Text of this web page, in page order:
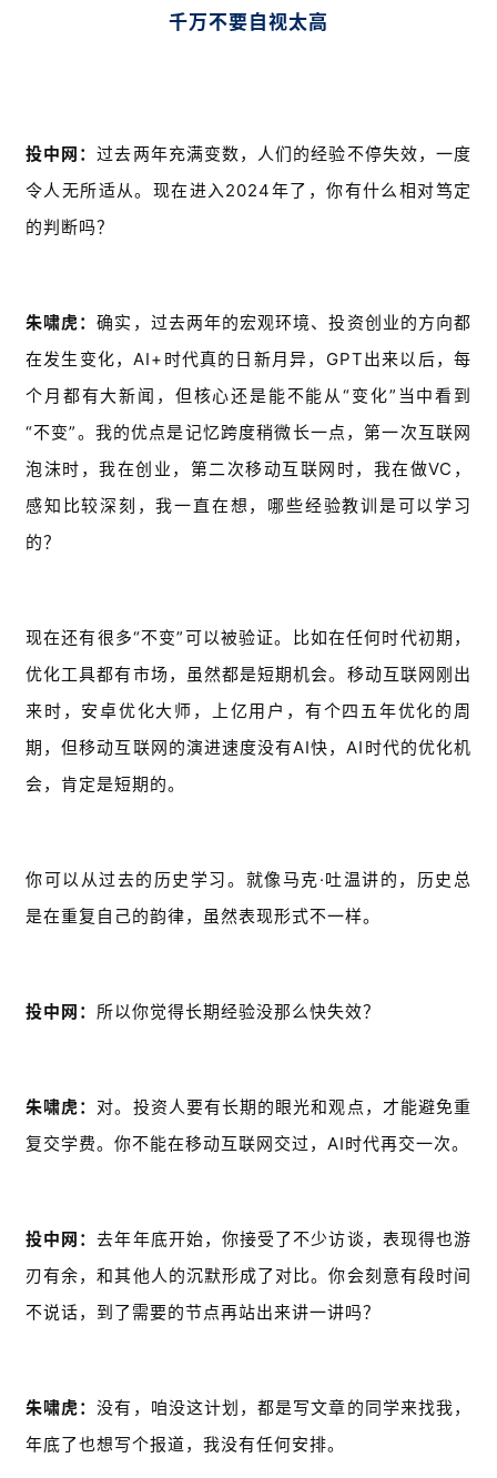
千万不要自视太高
投中网：过去两年充满变数，人们的经验不停失效，一度
令人无所适从。现在进入2024年了，你有什么相对笃定
的判断吗？
朱啸虎：确实，过去两年的宏观环境、投资创业的方向都
在发生变化，AI+时代真的日新月异，GPT出来以后，每
个月都有大新闻，但核心还是能不能从“变化”当中看到
“不变”。我的优点是记忆跨度稍微长一点，第一次互联网
泡沫时，我在创业，第二次移动互联网时，我在做VC，
感知比较深刻，我一直在想，哪些经验教训是可以学习
的？
现在还有很多“不变”可以被验证。比如在任何时代初期，
优化工具都有市场，虽然都是短期机会。移动互联网刚出
来时，安卓优化大师，上亿用户，有个四五年优化的周
期，但移动互联网的演进速度没有AI快，AI时代的优化机
会，肯定是短期的。
你可以从过去的历史学习。就像马克·吐温讲的，历史总
是在重复自己的韵律，虽然表现形式不一样。
投中网： 所以你觉得长期经验没那么快失效？
朱啸虎： 对。投资人要有长期的眼光和观点，才能避免重
复交学费。你不能在移动互联网交过，AI时代再交一次。
投中网：去年年底开始，你接受了不少访谈，表现得也游
刃有余，和其他人的沉默形成了对比。你会刻意有段时间
不说话，到了需要的节点再站出来讲一讲吗？
朱啸虎：没有，咱没这计划，都是写文章的同学来找我，
年底了也想写个报道，我没有任何安排。